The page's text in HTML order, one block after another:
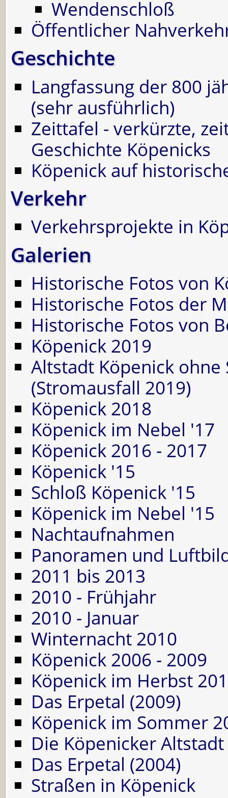
Wendenschloß
Öffentlicher
Geschichte
Langfassung der 800
(sehr ausführlich)
Zeittafel - verkürzte,
Geschichte Köpenicks
Köpenick auf
Verkehr
Verkehrsprojekte in
Galerien
Historische Fotos von
Historische Fotos der
Historische Fotos von
Köpenick 2019
Altstadt Köpenick
(Stromausfall 2019)
Köpenick 2018
Köpenick im Nebel '17
Köpenick 2016 - 2017
Köpenick '15
Schloß Köpenick '15
Köpenick im Nebel '15
Nachtaufnahmen
Panoramen und
2011 bis 2013
2010 - Frühjahr
2010 - Januar
Winternacht 2010
Köpenick 2006 - 2009
Köpenick im Herbst
Das Erpetal (2009)
Köpenick im Sommer
Die Köpenicker Altstadt
Das Erpetal (2004)
Straßen in Köpenick